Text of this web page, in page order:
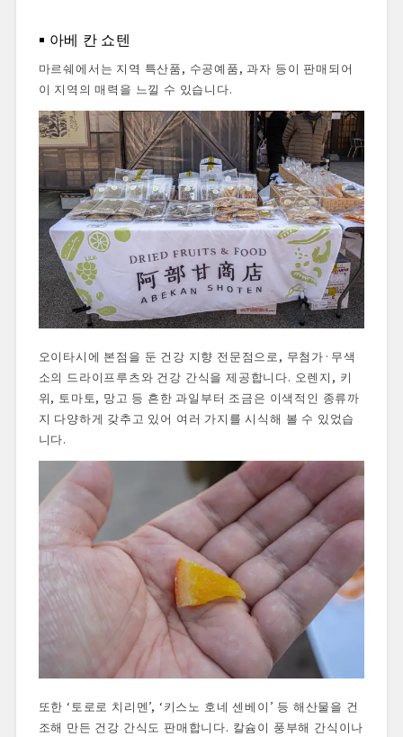
아베 칸 쇼텐
마르쉐에서는 지역 특산품, 수공예품, 과자 등이 판매되어
이 지역의 매력을 느낄 수 있습니다.
오이타시에 본점을 둔 건강 지향 전문점으로, 무첨가·무색
소의 드라이프루츠와 건강 간식을 제공합니다. 오렌지, 키
위, 토마토, 망고 등 흔한 과일부터 조금은 이색적인 종류까
지 다양하게 갖추고 있어 여러 가지를 시식해 볼 수 있었습
니다.
또한 ‘토로로 치리멘’, ‘키스노 호네 센베이’ 등 해산물을 건
조해 만든 건강 간식도 판매합니다. 칼슘이 풍부해 간식이나